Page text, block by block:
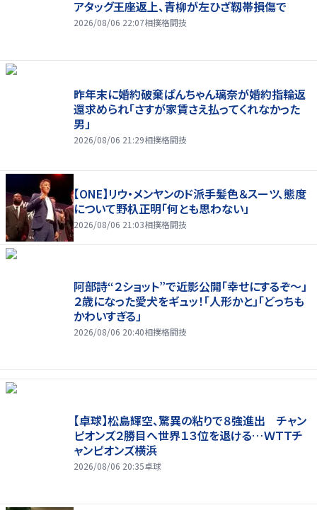
アタッグ王座返上、青柳が左ひざ靱帯損傷で
2026/08/06 22:07相撲格闘技
昨年末に婚約破棄ぱんちゃん璃奈が婚約指輪返
還求められ「さすが家賃さえ払ってくれなかった
男」
2026/08/06 21:29相撲格闘技
【ONE】リウ・メンヤンのド派手髪色＆スーツ、態度
について野杁正明「何とも思わない」
2026/08/06 21:03相撲格闘技
阿部詩“２ショット”で近影公開「幸せにするぞ〜」
２歳になった愛犬をギュッ！「人形かと」「どっちも
かわいすぎる」
2026/08/06 20:40相撲格闘技
【卓球】松島輝空、驚異の粘りで８強進出 チャン
ピオンズ２勝目へ世界１３位を退ける…ＷＴＴチ
ャンピオンズ横浜
2026/08/06 20:35卓球